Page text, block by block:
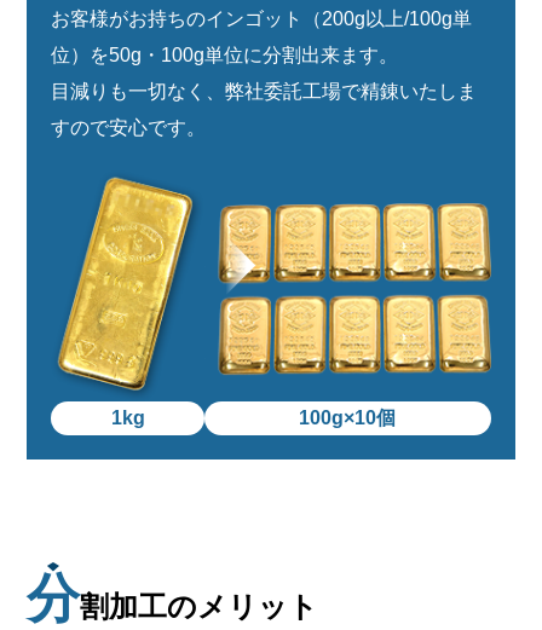
メールでお問い合わせ
明石店へ電話で問い合わせる
お客様がお持ちのインゴット（200g以上/100g単
位）を50g・100g単位に分割出来ます。
目減りも一切なく、弊社委託工場で精錬いたしま
すので安心です。
1kg 100g×10個
分割加工のメリット